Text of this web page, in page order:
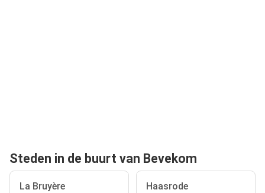
Steden in de buurt van Bevekom
La Bruyère Haasrode